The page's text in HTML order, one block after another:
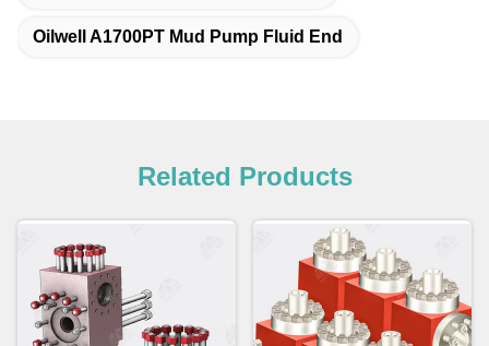
Oilwell A1700PT Mud Pump Fluid End
Related Products